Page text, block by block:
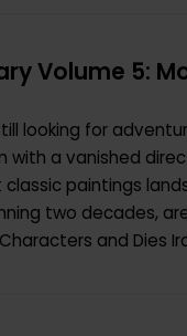
Volume 5:
looking for
with a vanished
paintings
two decades,
and Dies